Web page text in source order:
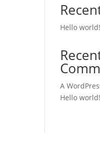
Hello world!
A
Hello world!